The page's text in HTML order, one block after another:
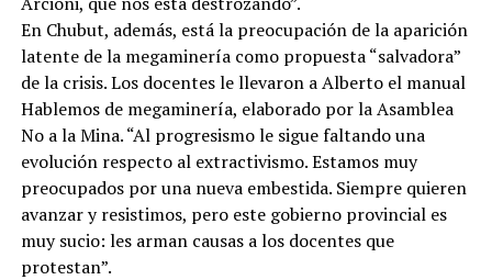
En Chubut, además, está la preocupación de la aparición
latente de la megaminería como propuesta “salvadora”
de la crisis. Los docentes le llevaron a Alberto el manual
Hablemos de megaminería, elaborado por la Asamblea
No a la Mina. “Al progresismo le sigue faltando una
evolución respecto al extractivismo. Estamos muy
preocupados por una nueva embestida. Siempre quieren
avanzar y resistimos, pero este gobierno provincial es
muy sucio: les arman causas a los docentes que
protestan”.